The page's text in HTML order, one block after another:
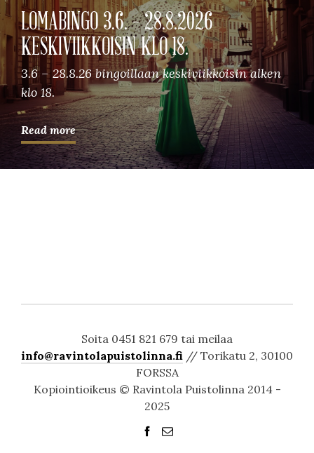
LOMABINGO 3.6. – 28.8.2026
KESKIVIIKKOISIN KLO 18.
3.6 – 28.8.26 bingoillaan keskiviikkoisin alken
klo 18.
Read more
Soita 0451 821 679 tai meilaa
info@ravintolapuistolinna.fi // Torikatu 2, 30100
FORSSA
Kopiointioikeus © Ravintola Puistolinna 2014 -
2025